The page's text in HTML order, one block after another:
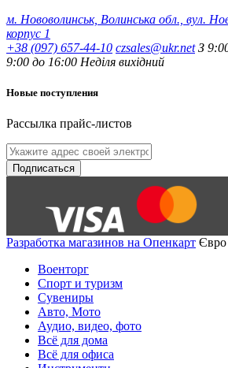
м. Нововолинськ, Волинська обл., вул.
корпус 1
+38 (097) 657-44-10 czsales@ukr.net З
9:00 до 16:00 Неділя вихідний
Новые поступления
Рассылка прайс-листов
Подписаться
Разработка магазинов на Опенкарт
Военторг
Спорт и туризм
Сувениры
Авто, Мото
Аудио, видео, фото
Всё для дома
Всё для офиса